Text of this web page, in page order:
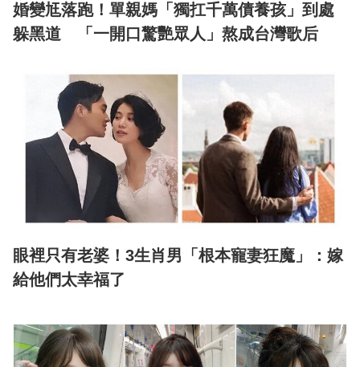
婚變尪落跑！單親媽「獨扛千萬債養孩」到處
躲黑道 「一開口驚艷眾人」熬成台灣歌后
眼裡只有老婆！3生肖男「根本寵妻狂魔」：嫁
給他們太幸福了